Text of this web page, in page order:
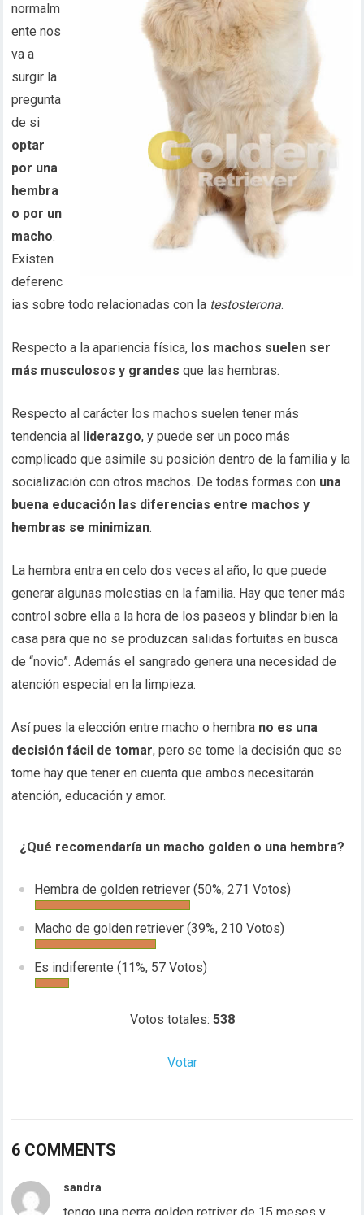
normalm
ente nos
va a
surgir la
pregunta
de si
optar
por una
hembra
o por un
macho.
Existen
deferenc
ias sobre todo relacionadas con la testosterona.
Respecto a la apariencia física, los machos suelen ser
más musculosos y grandes que las hembras.
Respecto al carácter los machos suelen tener más
tendencia al
liderazgo, y puede ser un poco más
complicado que asimile su posición dentro de la familia y la
socialización con otros machos. De todas formas con una
buena educación las diferencias entre machos y
hembras se minimizan.
La hembra entra en celo dos veces al año, lo que puede
generar algunas molestias en la familia. Hay que tener más
control sobre ella a la hora de los paseos y blindar bien la
casa para que no se produzcan salidas fortuitas en busca
de “novio”. Además el sangrado genera una necesidad de
atención especial en la limpieza.
Así pues la elección entre macho o hembra no es una
decisión fácil de tomar, pero se tome la decisión que se
tome hay que tener en cuenta que ambos necesitarán
atención, educación y amor.
¿Qué recomendaría un macho golden o una hembra?
Hembra de golden retriever (50%, 271 Votos)
Macho de golden retriever (39%, 210 Votos)
Es indiferente (11%, 57 Votos)
Votos totales: 538
Votar
6 COMMENTS
sandra